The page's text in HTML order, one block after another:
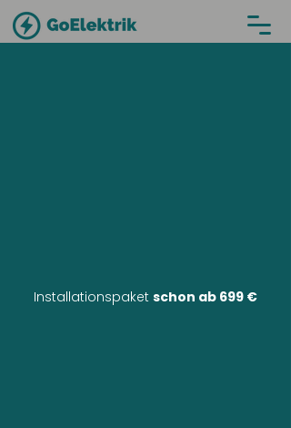
Installationspaket schon ab 699 €